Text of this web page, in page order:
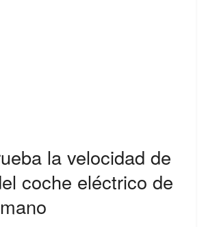
la velocidad de
coche eléctrico de